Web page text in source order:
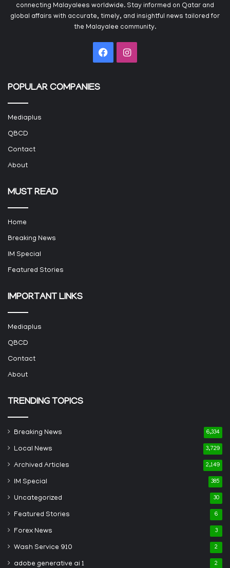
connecting Malayalees worldwide. Stay informed on Qatar and
global affairs with accurate, timely, and insightful news tailored for
the Malayalee community.
FacebookInstagram
POPULAR COMPANIES
Mediaplus
QBCD
Contact
About
MUST READ
Home
Breaking News
IM Special
Featured Stories
IMPORTANT LINKS
Mediaplus
QBCD
Contact
About
TRENDING TOPICS
Breaking News 6,334
Local News 3,729
Archived Articles 2,149
IM Special 385
Uncategorized 30
Featured Stories 6
Forex News 3
Wash Service 910 2
adobe generative ai 1 2